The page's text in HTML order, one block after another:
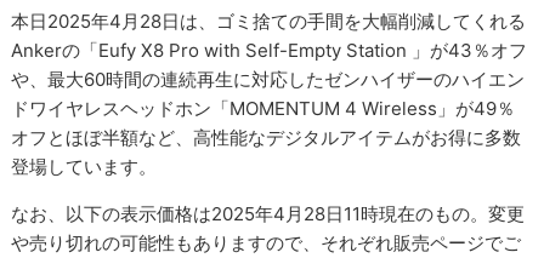
本日2025年4月28日は、ゴミ捨ての手間を大幅削減してくれる
Ankerの「Eufy X8 Pro with Self-Empty Station 」が43％オフ
や、最大60時間の連続再生に対応したゼンハイザーのハイエン
ドワイヤレスヘッドホン「MOMENTUM 4 Wireless」が49％
オフとほぼ半額など、高性能なデジタルアイテムがお得に多数
登場しています。
なお、以下の表示価格は2025年4月28日11時現在のもの。変更
や売り切れの可能性もありますので、それぞれ販売ページでご